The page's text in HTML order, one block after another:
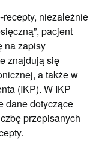
niezależnie
pacjent
na zapisy
znajdują się
a także w
(IKP). W IKP
dane dotyczące
przepisanych